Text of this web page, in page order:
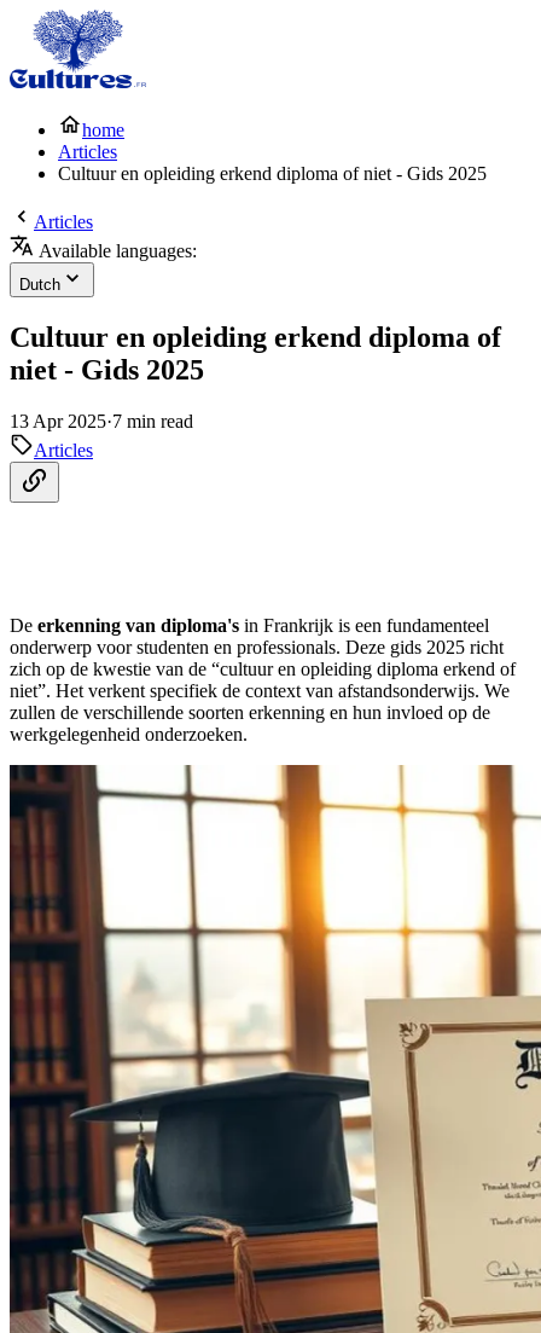
home
Articles
Cultuur en opleiding erkend diploma of niet - Gids 2025
Articles
Available languages:
Dutch
Cultuur en opleiding erkend diploma of
niet - Gids 2025
13 Apr 2025·7 min read
Articles
De erkenning van diploma's in Frankrijk is een fundamenteel
onderwerp voor studenten en professionals. Deze gids 2025 richt
zich op de kwestie van de “cultuur en opleiding diploma erkend of
niet”. Het verkent specifiek de context van afstandsonderwijs. We
zullen de verschillende soorten erkenning en hun invloed op de
werkgelegenheid onderzoeken.